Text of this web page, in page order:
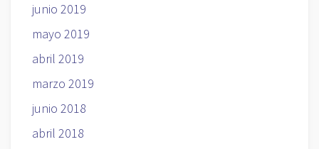
junio 2019
mayo 2019
abril 2019
marzo 2019
junio 2018
abril 2018